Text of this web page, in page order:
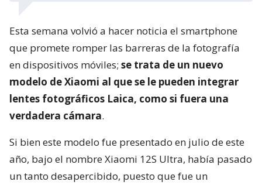
Esta semana volvió a hacer noticia el smartphone
que promete romper las barreras de la fotografía
en dispositivos móviles; se trata de un nuevo
modelo de Xiaomi al que se le pueden integrar
lentes fotográficos Laica, como si fuera una
verdadera cámara.
Si bien este modelo fue presentado en julio de este
año, bajo el nombre Xiaomi 12S Ultra, había pasado
un tanto desapercibido, puesto que fue un